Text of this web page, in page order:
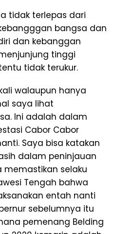
tidak terlepas dari
bangsa dan
dan kebanggan
tinggi
tidak terukur.
walaupun hanya
saya lihat
Ini adalah dalam
Cabor Cabor
Saya bisa katakan
dalam peninjauan
memastikan selaku
Tengah bahwa
entah nanti
sebelumnya itu
pemenang Belding